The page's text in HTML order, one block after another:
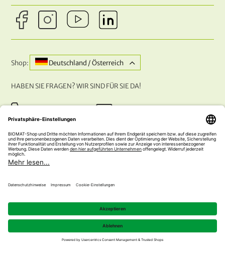
Shop: Deutschland / Österreich
HABEN SIE FRAGEN? WIR SIND FÜR SIE DA!
UNSERE ZAHLUNGSARTEN